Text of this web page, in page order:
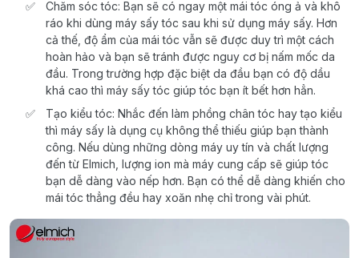
Chăm sóc tóc: Bạn sẽ có ngay một mái tóc óng ả và khô
ráo khi dùng máy sấy tóc sau khi sử dụng máy sấy. Hơn
cả thế, độ ẩm của mái tóc vẫn sẽ được duy trì một cách
hoàn hảo và bạn sẽ tránh được nguy cơ bị nấm mốc da
đầu. Trong trường hợp đặc biệt da đầu bạn có độ dầu
khá cao thì máy sấy tóc giúp tóc bạn ít bết hơn hẳn.
Tạo kiểu tóc: Nhắc đến làm phồng chân tóc hay tạo kiểu
thì máy sấy là dụng cụ không thể thiếu giúp bạn thành
công. Nếu dùng những dòng máy uy tín và chất lượng
đến từ Elmich, lượng ion mà máy cung cấp sẽ giúp tóc
bạn dễ dàng vào nếp hơn. Bạn có thể dễ dàng khiến cho
mái tóc thẳng đều hay xoăn nhẹ chỉ trong vài phút.